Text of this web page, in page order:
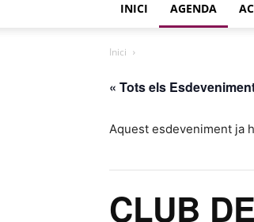
INICI AGENDA
Inici
« Tots els
Aquest esdeveniment ja
CLUB